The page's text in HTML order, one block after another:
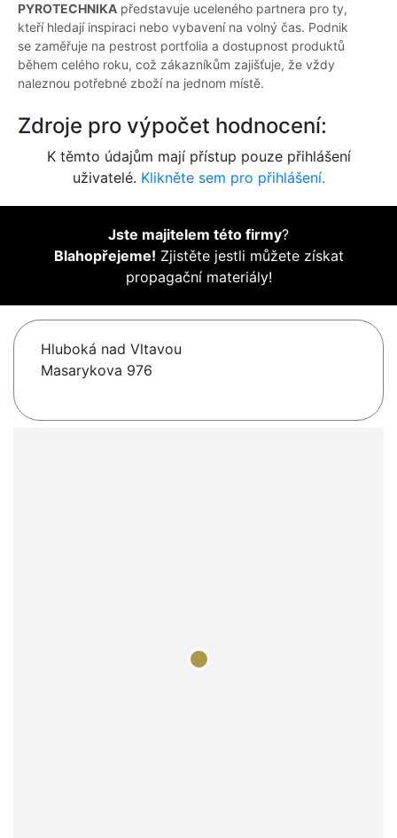
PYROTECHNIKA představuje uceleného partnera pro ty,
kteří hledají inspiraci nebo vybavení na volný čas. Podnik
se zaměřuje na pestrost portfolia a dostupnost produktů
během celého roku, což zákazníkům zajišťuje, že vždy
naleznou potřebné zboží na jednom místě.
Zdroje pro výpočet hodnocení:
K těmto údajům mají přístup pouze přihlášení
uživatelé. Klikněte sem pro přihlášení.
Jste majitelem této firmy?
Blahopřejeme! Zjistěte jestli můžete získat
propagační materiály!
Hluboká nad Vltavou
Masarykova 976